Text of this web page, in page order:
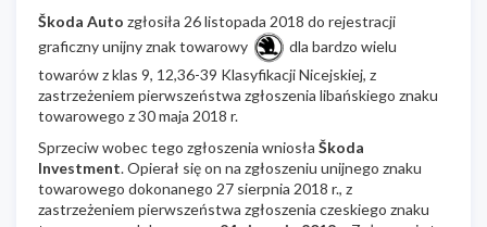
Škoda Auto zgłosiła 26 listopada 2018 do rejestracji
graficzny unijny znak towarowy
dla bardzo wielu
towarów z klas 9, 12,36-39 Klasyfikacji Nicejskiej, z
zastrzeżeniem pierwszeństwa zgłoszenia libańskiego znaku
towarowego z 30 maja 2018 r.
Sprzeciw wobec tego zgłoszenia wniosła Škoda
Investment. Opierał się on na zgłoszeniu unijnego znaku
towarowego dokonanego 27 sierpnia 2018 r., z
zastrzeżeniem pierwszeństwa zgłoszenia czeskiego znaku